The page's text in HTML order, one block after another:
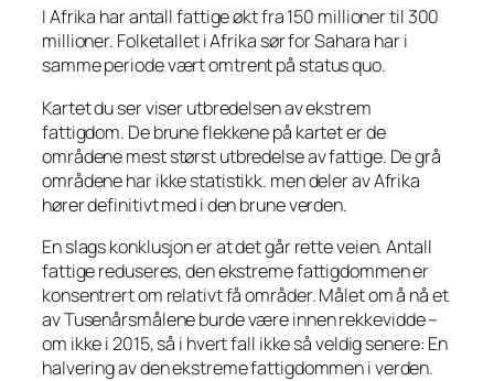
I Afrika har antall fattige øktfra150 millioner til 300
millioner. Folketallet i Afrika sør for Sahara har i
samme periode vært omtrent på status quo.
Kartet du ser viser utbredelsen av ekstrem
fattigdom. De brune flekkene på kartet er de
områdene mest størst utbredelse av fattige. De grå
områdene har ikke statistikk. men deler av Afrika
hører definitivt med i den brune verden.
En slags konklusjon er at det går rette veien. Antall
fattige reduseres, den ekstreme fattigdommen er
konsentrert om relativt få områder. Målet om å nå et
av Tusenårsmålene burde være innen rekkevidde –
om ikke i 2015, så i hvert fall ikke så veldig senere: En
halvering av den ekstreme fattigdommen i verden.